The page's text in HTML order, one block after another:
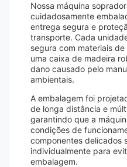
Nossa máquina
cuidadosamente
entrega segura e
transporte. Cada
segura com materiais
uma caixa de madeira
dano causado pelo
ambientais.
A embalagem foi
de longa distância e
garantindo que a
condições de
componentes delicados
individualmente para
embalagem.